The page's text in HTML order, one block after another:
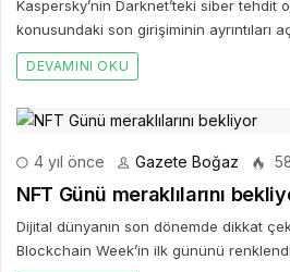
Kaspersky’nin Darknet’teki siber tehdit
konusundaki son girişiminin ayrıntıları
DEVAMINI OKU
4 yıl önce Gazete Boğaz
NFT Günü meraklılarını
Dijital dünyanın son dönemde dikkat
Blockchain Week’in ilk gününü